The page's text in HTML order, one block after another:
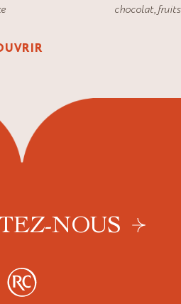
chocolat,
NOUS